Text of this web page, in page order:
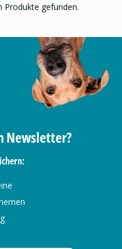
Produkte gefunden.
Newsletter?